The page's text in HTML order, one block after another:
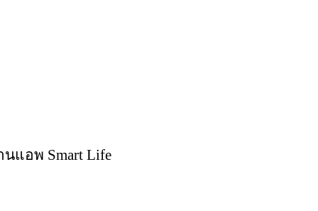
แอพ Smart Life